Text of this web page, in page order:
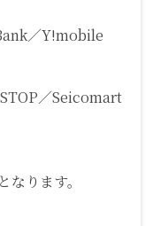
／Y!mobile
／Seicomart
ります。